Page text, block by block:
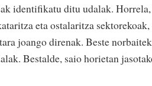
identifikatu ditu udalak.
eta ostalaritza
joango direnak. Beste
Bestalde, saio horietan